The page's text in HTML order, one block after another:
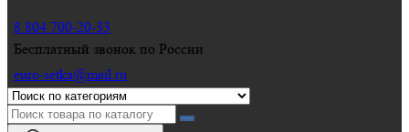
8 804 700-20-33
Бесплатный звонок по России
euro-setka@mail.ru